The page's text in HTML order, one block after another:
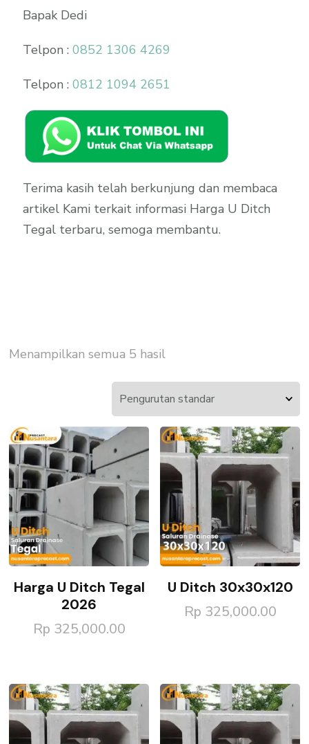
Bapak Dedi
Telpon :0852 1306 4269
Telpon :0812 1094 2651
Terima kasih telah berkunjung dan membaca
artikel Kami terkait informasi Harga U Ditch
Tegal terbaru, semoga membantu.
Menampilkan semua 5 hasil
Harga U Ditch Tegal
2026
Rp 325,000.00
U Ditch 30x30x120
Rp 325,000.00